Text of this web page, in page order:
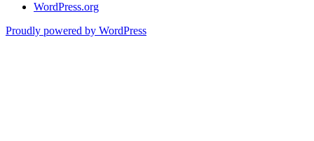
WordPress.org
Proudly powered by WordPress